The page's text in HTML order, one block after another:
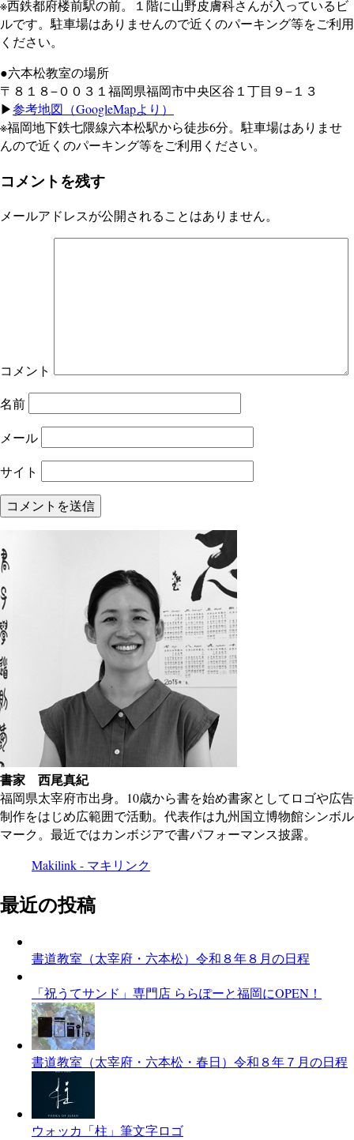
※西鉄都府楼前駅の前。１階に山野皮膚科さんが入っているビ
ルです。駐車場はありませんので近くのパーキング等をご利用
ください。
●六本松教室の場所
〒８１８−００３１福岡県福岡市中央区谷１丁目９−１３
▶参考地図（GoogleMapより）
※福岡地下鉄七隈線六本松駅から徒歩6分。駐車場はありませ
んので近くのパーキング等をご利用ください。
コメントを残す
メールアドレスが公開されることはありません。
コメント
名前
メール
サイト
書家 西尾真紀
福岡県太宰府市出身。10歳から書を始め書家としてロゴや広告
制作をはじめ広範囲で活動。代表作は九州国立博物館シンボル
マーク。最近ではカンボジアで書パフォーマンス披露。
Makilink - マキリンク
最近の投稿
書道教室（太宰府・六本松）令和８年８月の日程
「祝うてサンド」専門店 ららぽーと福岡にOPEN！
書道教室（太宰府・六本松・春日）令和８年７月の日程
ウォッカ「柱」筆文字ロゴ